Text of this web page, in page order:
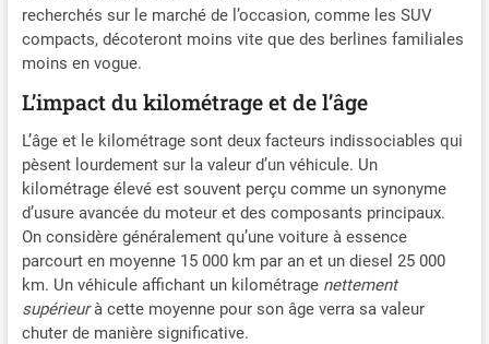
recherchés sur le marché de l’occasion, comme les SUV
compacts, décoteront moins vite que des berlines familiales
moins en vogue.
L’impact du kilométrage et de l’âge
L’âge et le kilométrage sont deux facteurs indissociables qui
pèsent lourdement sur la valeur d’un véhicule. Un
kilométrage élevé est souvent perçu comme un synonyme
d’usure avancée du moteur et des composants principaux.
On considère généralement qu’une voiture à essence
parcourt en moyenne 15 000 km par an et un diesel 25 000
km. Un véhicule affichant un kilométrage nettement
supérieurà cette moyenne pour son âge verra sa valeur
chuter de manière significative.